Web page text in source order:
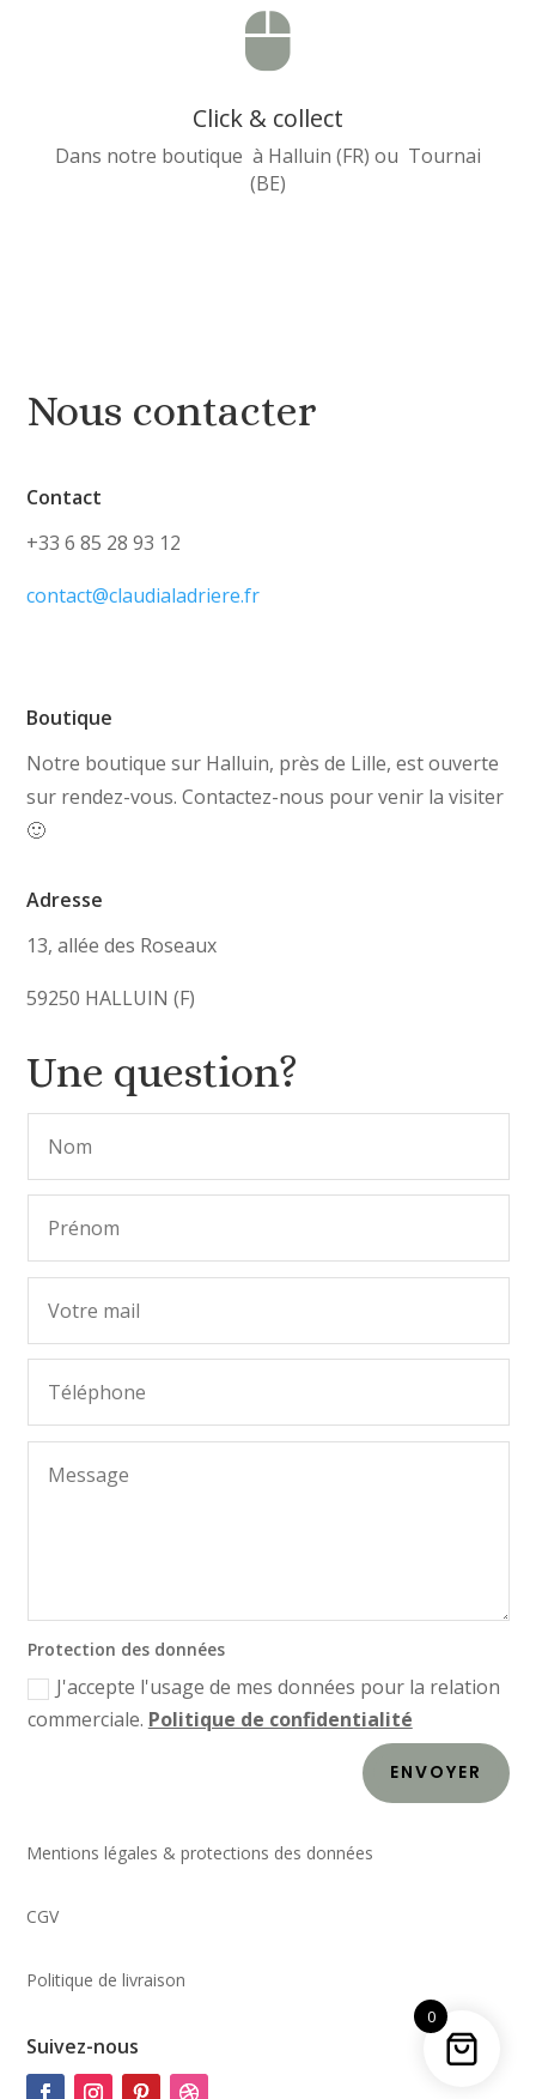

Click & collect
Dans notre boutique à Halluin (FR) ou Tournai
(BE)
Nous contacter
Contact
+33 6 85 28 93 12
contact@claudialadriere.fr
Boutique
Notre boutique sur Halluin, près de Lille, est ouverte
sur rendez-vous. Contactez-nous pour venir la visiter
🙂
Adresse
13, allée des Roseaux
59250 HALLUIN (F)
Une question?
Protection des données
J'accepte l'usage de mes données pour la relation
commerciale. Politique de confidentialité
ENVOYER
Mentions légales & protections des données
CGV
Politique de livraison
Suivez-nous
0